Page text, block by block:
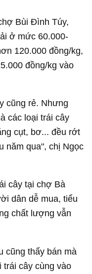
Bùi Đình Túy,
ở mức 60.000-
120.000 đồng/kg,
đồng/kg vào
cũng rẻ. Nhưng
các loại trái cây
cụt, bơ... đều rớt
năm qua", chị Ngọc
cây tại chợ Bà
dân dễ mua, tiểu
chất lượng vẫn
cũng thấy bán mà
trái cây cùng vào